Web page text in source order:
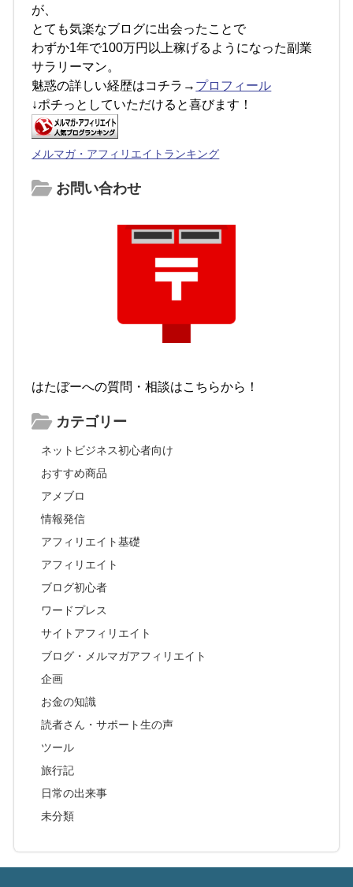
が、
とても気楽なブログに出会ったことで
わずか1年で100万円以上稼げるようになった副業
サラリーマン。
魅惑の詳しい経歴はコチラ→ プロフィール
↓ポチっとしていただけると喜びます！
メルマガ・アフィリエイトランキング
お問い合わせ
はたぼーへの質問・相談はこちらから！
カテゴリー
ネットビジネス初心者向け
おすすめ商品
アメブロ
情報発信
アフィリエイト基礎
アフィリエイト
ブログ初心者
ワードプレス
サイトアフィリエイト
ブログ・メルマガアフィリエイト
企画
お金の知識
読者さん・サポート生の声
ツール
旅行記
日常の出来事
未分類